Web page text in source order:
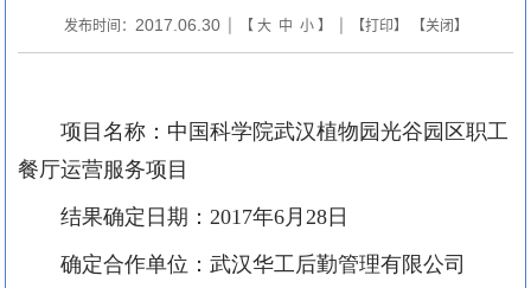
发布时间： 2017.06.30| 【 大 中 小】 | 【打印】 【关闭】
项目名称： 中国科学院武汉植物园光谷园区职工
餐厅运营服务项目
结果确定日期： 2017年6 月 28日
确定合作单位：武汉华工后勤管理有限公司